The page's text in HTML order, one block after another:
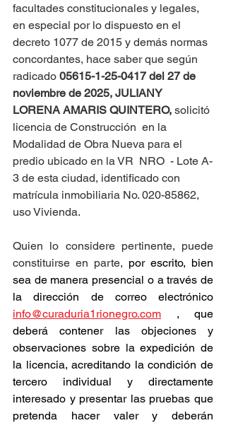
facultades constitucionales y legales,
en especial por lo dispuesto en el
decreto 1077 de 2015 y demás normas
concordantes, hace saber que según
radicado 05615-1-25-0417 del 27 de
noviembre de 2025, JULIANY
LORENA AMARIS QUINTERO, solicitó
licencia de Construcción  en la
Modalidad de Obra Nueva para el
predio ubicado en la VR  NRO  - Lote A-
3 de esta ciudad, identificado con
matrícula inmobiliaria No. 020-85862,
uso Vivienda.
Quien lo considere pertinente, puede
constituirse en parte, por escrito, bien
sea de manera presencial o a través de
info@curaduria1rionegro.com , que
deberá contener las objeciones y
observaciones sobre la expedición de
la licencia, acreditando la condición de
tercero individual y directamente
interesado y presentar las pruebas que
pretenda hacer valer y deberán